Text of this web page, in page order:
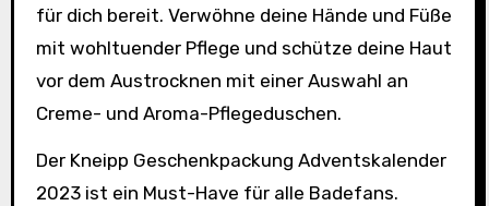
für dich bereit. Verwöhne deine Hände und Füße
mit wohltuender Pflege und schütze deine Haut
vor dem Austrocknen mit einer Auswahl an
Creme- und Aroma-Pflegeduschen.
Der Kneipp Geschenkpackung Adventskalender
2023 ist ein Must-Have für alle Badefans.